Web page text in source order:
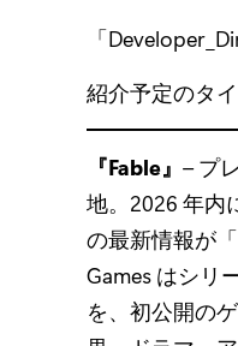
「
紹介予定のタ
『Fable』 – プ
地。2026 年内
の最新情報が
Games はシリ
を、初公開の